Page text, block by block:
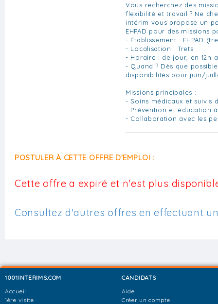
Vous recherchez des
flexibilité et travail ? Ne
intérim vous propose un
EHPAD pour des missions
- Établissement : EHPAD
- Localisation : Trets
- Horaire : de jour, en 12h
- Quand ? Dès que
disponibilités pour juin/
Missions principales :
- Soins médicaux et suivis
- Prévention et éducation
- Collaboration avec les
POSTULER À CETTE OFFRE D'EMPLOI :
Cette offre a expiré et n'est plus
Consultez d'autres offres en effectuant
1001INTERIMS.COM
Accueil
1ère visite
CANDIDATS
Aide
Créer un compte